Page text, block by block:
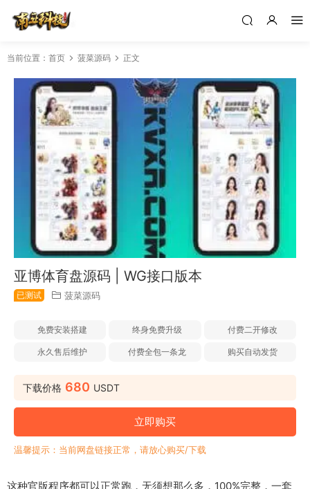
当前位置： 首页 菠菜源码 正文
亚博体育盘源码 | WG接口版本
已测试 菠菜源码
免费安装搭建 终身免费升级 付费二开修改
永久售后维护 付费全包一条龙 购买自动发货
下载价格 680 USDT
立即购买
温馨提示：当前网盘链接正常，请放心购买/下载
这种官版程序都可以正常跑，无须想那么多，100%完整，一套